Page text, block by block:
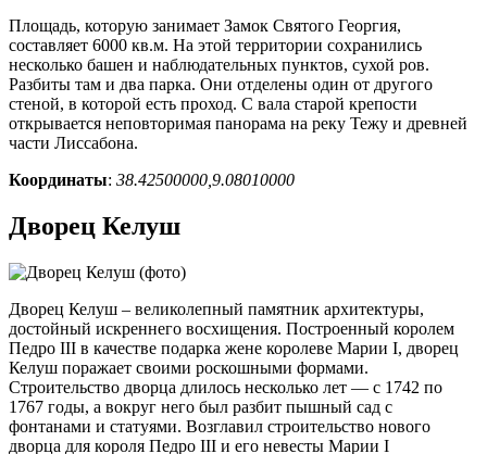
Площадь, которую занимает Замок Святого Георгия,
составляет 6000 кв.м. На этой территории сохранились
несколько башен и наблюдательных пунктов, сухой ров.
Разбиты там и два парка. Они отделены один от другого
стеной, в которой есть проход. С вала старой крепости
открывается неповторимая панорама на реку Тежу и древней
части Лиссабона.
Координаты: 38.42500000,9.08010000
Дворец Келуш
Дворец Келуш – великолепный памятник архитектуры,
достойный искреннего восхищения. Построенный королем
Педро III в качестве подарка жене королеве Марии I, дворец
Келуш поражает своими роскошными формами.
Строительство дворца длилось несколько лет — с 1742 по
1767 годы, а вокруг него был разбит пышный сад с
фонтанами и статуями. Возглавил строительство нового
дворца для короля Педро III и его невесты Марии I